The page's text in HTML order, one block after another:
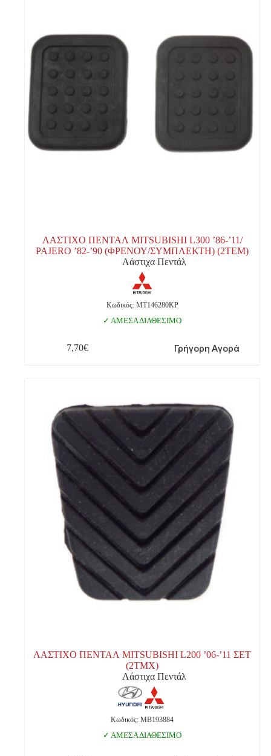
ΛΑΣΤΙΧΟ ΠΕΝΤΑΛ MITSUBISHI L300 ’86-’11/
PAJERO ’82-’90 (ΦΡΕΝΟΥ/ΣΥΜΠΛΕΚΤΗ) (2TEM)
Λάστιχα Πεντάλ
Κωδικός: MT146280KP
ΑΜΕΣΑ ΔΙΑΘΕΣΙΜΟ
7,70€ Γρήγορη Αγορά
ΛΑΣΤΙΧΟ ΠΕΝΤΑΛ MITSUBISHI L200 ’06-’11 ΣΕΤ
(2ΤΜΧ)
Λάστιχα Πεντάλ
Κωδικός: MB193884
ΑΜΕΣΑ ΔΙΑΘΕΣΙΜΟ